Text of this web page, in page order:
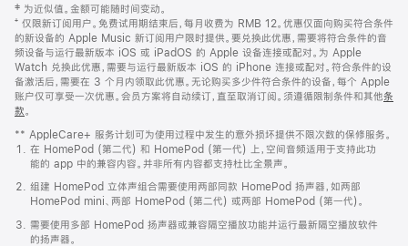
页
页
脚
注
‡ 为近似值。金额可能随时间变动。
⁺ 仅限新订阅用户。免费试用期结束后，每月收费为 RMB 12。优惠仅面向购买符合条件
的新设备的 Apple Music 新订阅用户限时提供。要兑换此优惠，需要将符合条件的音
频设备与运行最新版本 iOS 或 iPadOS 的 Apple 设备连接或配对。为 Apple
Watch 兑换此优惠，需要与运行最新版本 iOS 的 iPhone 连接或配对。符合条件的设
备激活后，需要在 3 个月内领取此优惠。无论购买多少件符合条件的设备，每个 Apple
账户仅可享受一次优惠。会员方案将自动续订，直至取消订阅。须遵循限制条件和其他条
款。
窗
口
中
打
开)
** AppleCare+ 服务计划可为使用过程中发生的意外损坏提供不限次数的保修服务。
在 HomePod (第二代) 和 HomePod (第一代) 上，空间音频适用于支持此功
能的 app 中的兼容内容。并非所有内容都支持杜比全景声。
组建 HomePod 立体声组合需要使用两部同款 HomePod 扬声器，如两部
HomePod mini、两部 HomePod (第二代) 或两部 HomePod (第一代)。
需要使用多部 HomePod 扬声器或兼容隔空播放功能并运行最新隔空播放软件
的扬声器。